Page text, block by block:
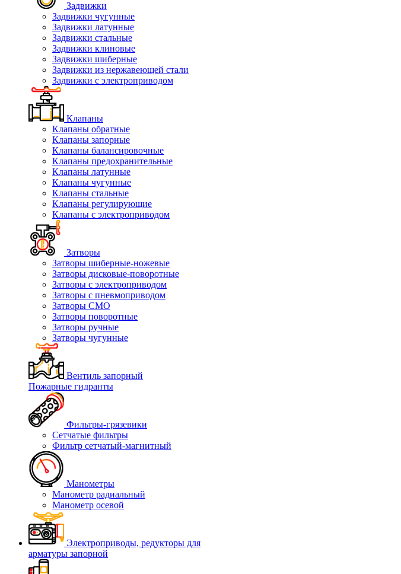
Задвижки
Задвижки чугунные
Задвижки латунные
Задвижки стальные
Задвижки клиновые
Задвижки шиберные
Задвижки из нержавеющей стали
Задвижки с электроприводом
Клапаны
Клапаны обратные
Клапаны запорные
Клапаны балансировочные
Клапаны предохранительные
Клапаны латунные
Клапаны чугунные
Клапаны стальные
Клапаны регулирующие
Клапаны с электроприводом
Затворы
Затворы шиберные-ножевые
Затворы дисковые-поворотные
Затворы с электроприводом
Затворы с пневмоприводом
Затворы СМО
Затворы поворотные
Затворы ручные
Затворы чугунные
Вентиль запорный
Пожарные гидранты
Фильтры-грязевики
Сетчатые фильтры
Фильтр сетчатый-магнитный
Манометры
Манометр радиальный
Манометр осевой
Электроприводы, редукторы для
арматуры запорной